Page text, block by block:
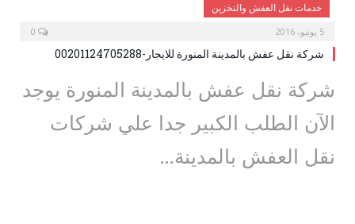
خدمات نقل العفش والتخزين
5 يونيو، 2016
شركة نقل عفش بالمدينة المنورة للايجار-00201124705288
شركة نقل عفش بالمدينة المنورة يوجد
الآن الطلب الكبير جدا علي شركات
نقل العفش بالمدينة…